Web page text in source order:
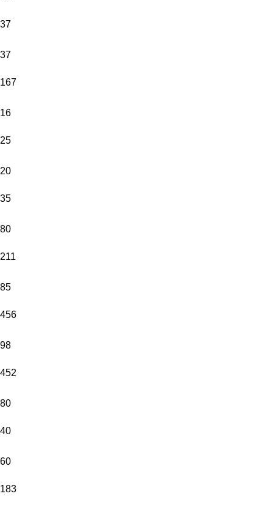
37
37
167
16
25
20
35
80
211
85
456
98
452
80
40
60
183